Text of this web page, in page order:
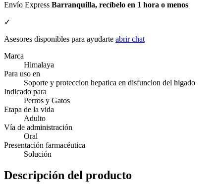
Envío Express Barranquilla, recíbelo en 1 hora o menos
✓
Asesores disponibles para ayudarte abrir chat
Marca
Himalaya
Para uso en
Soporte y proteccion hepatica en disfuncion del higado
Indicado para
Perros y Gatos
Etapa de la vida
Adulto
Vía de administración
Oral
Presentación farmacéutica
Solución
Descripción del producto